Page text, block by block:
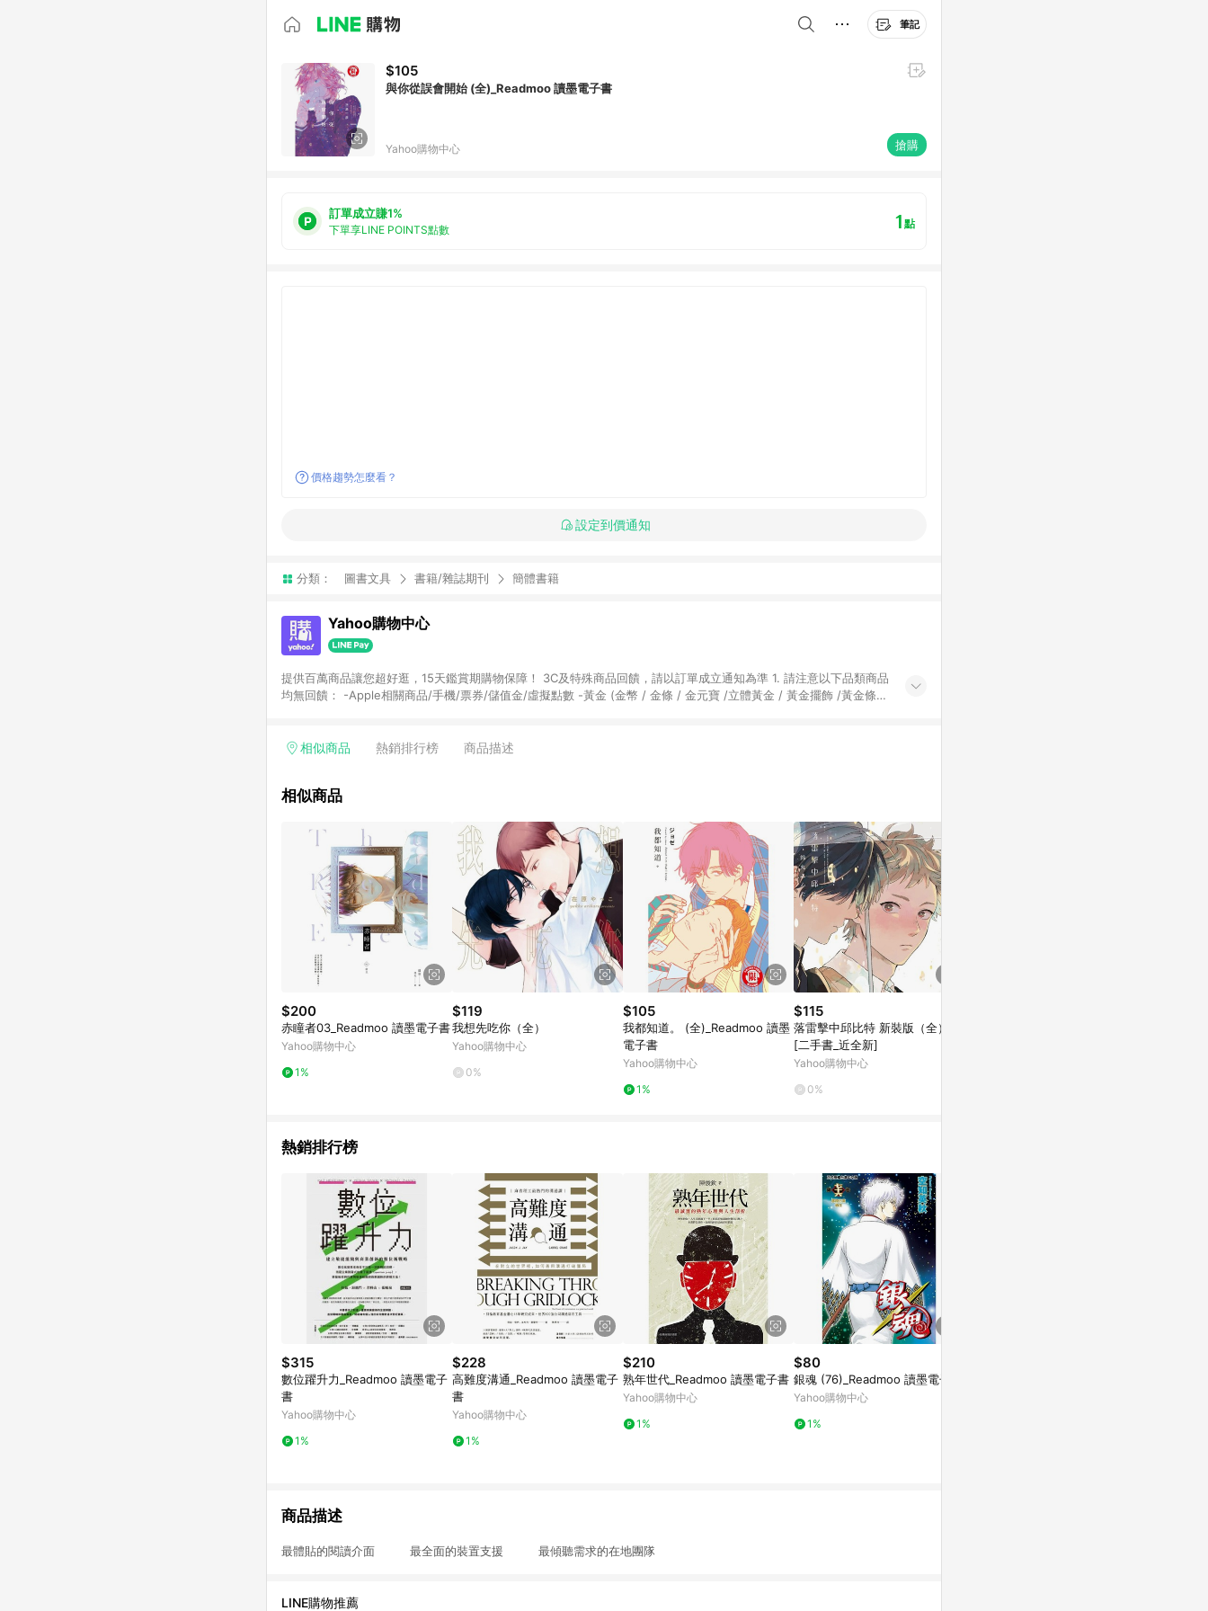
筆記
$105
與你從誤會開始 (全)_Readmoo 讀墨電子書
Yahoo購物中心 搶購
訂單成立賺1%
下單享LINE POINTS點數 1點
價格趨勢怎麼看？
設定到價通知
分類： 圖書文具 書籍/雜誌期刊 簡體書籍
Yahoo購物中心
提供百萬商品讓您超好逛，15天鑑賞期購物保障！ 3C及特殊商品回饋，請以訂單成立通知為準 1. 請注意以下品類商品
均無回饋： -Apple相關商品/手機/票券/儲值金/虛擬點數 -黃金 (金幣 / 金條 / 金元寶 /立體黃金 / 黃金擺飾 /黃金條
Yahoo超贈點回饋者 - 購物中心商店之商品：商品賣場中有標示「商店」及顯示商店名稱者(指定活動店家除外) 3. 訂
相似商品 熱銷排行榜 商品描述
相似商品
$200
赤瞳者03_Readmoo 讀墨電子書
Yahoo購物中心
1%
$119
我想先吃你（全）
Yahoo購物中心
0%
$105
我都知道。 (全)_Readmoo 讀墨
電子書
Yahoo購物中心
1%
$115
落雷擊中邱比特 新裝版（全）
[二手書_近全新]
Yahoo購物中心
0%
熱銷排行榜
$315
數位躍升力_Readmoo 讀墨電子
書
Yahoo購物中心
1%
$228
高難度溝通_Readmoo 讀墨電子
書
Yahoo購物中心
1%
$210
熟年世代_Readmoo 讀墨電子書
Yahoo購物中心
1%
$80
銀魂 (76)_Readmoo 讀墨電子書
Yahoo購物中心
1%
商品描述
最體貼的閱讀介面 最全面的裝置支援 最傾聽需求的在地團隊
LINE購物推薦